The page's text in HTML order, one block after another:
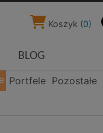
Koszyk (0)
BLOG
Portfele Pozostałe